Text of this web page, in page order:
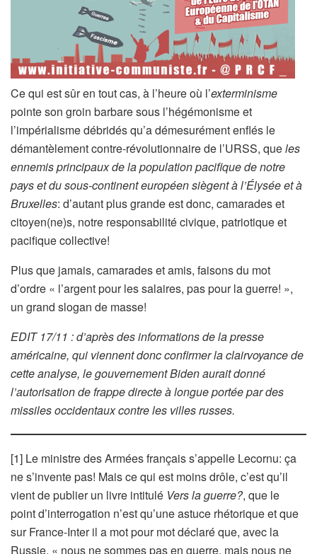
Ce qui est sûr en tout cas, à l’heure où l’exterminisme
pointe son groin barbare sous l’hégémonisme et
l’impérialisme débridés qu’a démesurément enflés le
démantèlement contre-révolutionnaire de l’URSS, queles
ennemis principaux de la population pacifique de notre
pays et du sous-continent européen siègent à l’Élysée et à
Bruxelles: d’autant plus grande est donc, camarades et
citoyen(ne)s, notre responsabilité civique, patriotique et
pacifique collective!
Plus que jamais, camarades et amis, faisons du mot
d’ordre « l’argent pour les salaires, pas pour la guerre! »,
un grand slogan de masse!
EDIT 17/11 : d’après des informations de la presse
américaine, qui viennent donc confirmer la clairvoyance de
cette analyse, le gouvernement Biden aurait donné
l’autorisation de frappe directe à longue portée par des
missiles occidentaux contre les villes russes.
[1] Le ministre des Armées français s’appelle Lecornu: ça
ne s’invente pas! Mais ce qui est moins drôle, c’est qu’il
vient de publier un livre intitulé Vers la guerre?, que le
point d’interrogation n’est qu’une astuce rhétorique et que
sur France-Inter il a mot pour mot déclaré que, avec la
Russie, « nous ne sommes pas en guerre, mais nous ne